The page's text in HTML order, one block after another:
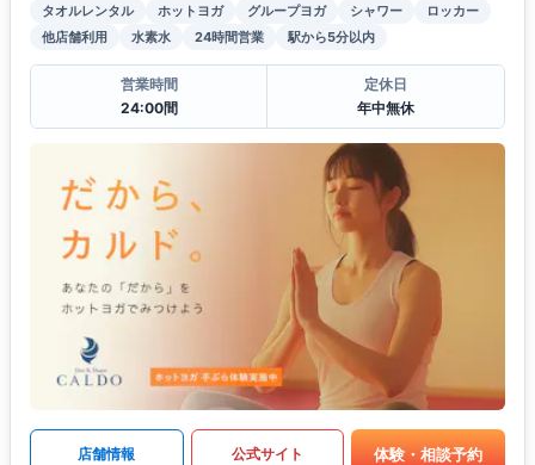
タオルレンタル ホットヨガ グループヨガ シャワー
ロッカー
他店舗利用
水素水 24時間営業 駅から5分以内
営業時間
24:00間
定休日
年中無休
店舗情報 公式サイト 体験・相談予約